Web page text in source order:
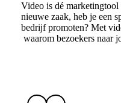
Video is dé marketingtool
nieuwe zaak, heb je een
bedrijf promoten? Met
waarom bezoekers naar